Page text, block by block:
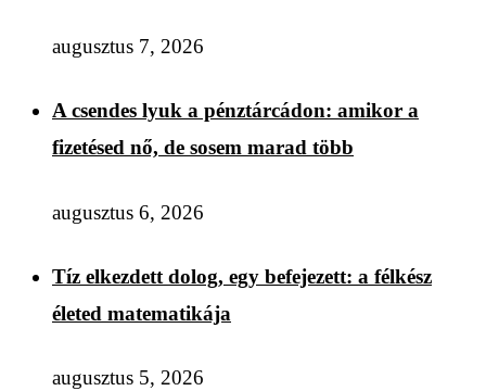
augusztus 7, 2026
A csendes lyuk a pénztárcádon: amikor a
fizetésed nő, de sosem marad több
augusztus 6, 2026
Tíz elkezdett dolog, egy befejezett: a félkész
életed matematikája
augusztus 5, 2026